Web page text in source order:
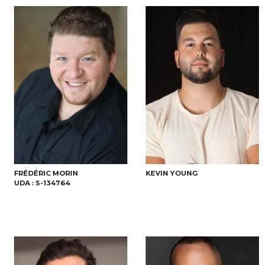
FRÉDÉRIC MORIN
UDA : S-134764
KEVIN YOUNG